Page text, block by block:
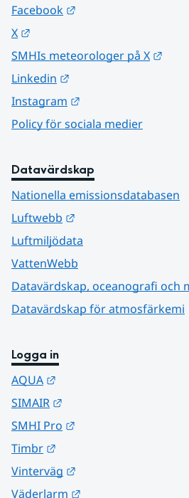
Facebook
X
SMHIs meteorologer på X
Linkedin
Instagram
Policy för sociala medier
Datavärdskap
Nationella emissionsdatabasen
Luftwebb
Luftmiljödata
VattenWebb
Datavärdskap, oceanografi och
Datavärdskap för atmosfärkemi
Logga in
AQUA
SIMAIR
SMHI Pro
Timbr
Vinterväg
Väderlarm